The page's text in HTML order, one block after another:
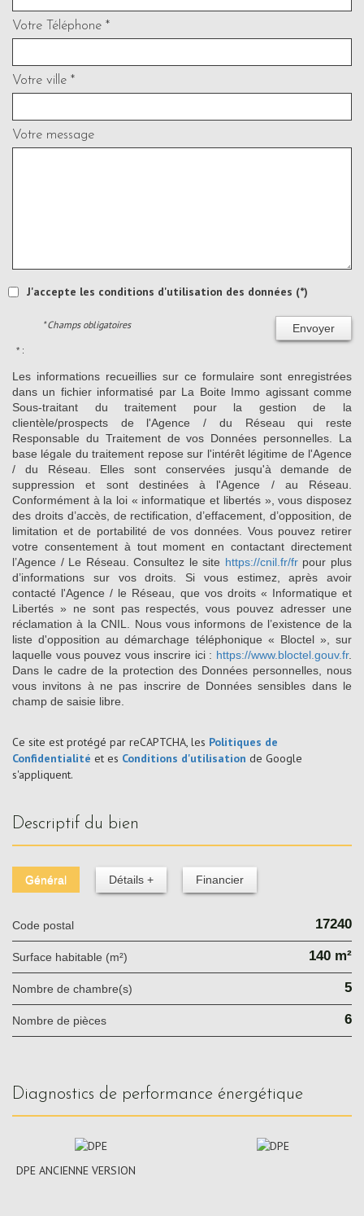
Votre Téléphone *
Votre ville *
Votre message
J'accepte les conditions d'utilisation des données (*)
Envoyer
* Champs obligatoires
* :
Les informations recueillies sur ce formulaire sont enregistrées
dans un fichier informatisé par La Boite Immo agissant comme
Sous-traitant du traitement pour la gestion de la
clientèle/prospects de l'Agence / du Réseau qui reste
Responsable du Traitement de vos Données personnelles. La
base légale du traitement repose sur l'intérêt légitime de l'Agence
/ du Réseau. Elles sont conservées jusqu'à demande de
suppression et sont destinées à l'Agence / au Réseau.
Conformément à la loi « informatique et libertés », vous disposez
des droits d’accès, de rectification, d’effacement, d’opposition, de
limitation et de portabilité de vos données. Vous pouvez retirer
votre consentement à tout moment en contactant directement
l’Agence / Le Réseau. Consultez le site https://cnil.fr/frpour plus
d’informations sur vos droits. Si vous estimez, après avoir
contacté l'Agence / le Réseau, que vos droits « Informatique et
Libertés » ne sont pas respectés, vous pouvez adresser une
réclamation à la CNIL. Nous vous informons de l’existence de la
liste d'opposition au démarchage téléphonique « Bloctel », sur
laquelle vous pouvez vous inscrire ici : https://www.bloctel.gouv.fr.
Dans le cadre de la protection des Données personnelles, nous
vous invitons à ne pas inscrire de Données sensibles dans le
champ de saisie libre.
Ce site est protégé par reCAPTCHA, les Politiques de
Confidentialité et es Conditions d'utilisation de Google
s'appliquent.
descriptif du bien
Général Détails + Financier
Code postal 17240
Surface habitable (m²) 140 m²
Nombre de chambre(s) 5
Nombre de pièces 6
diagnostics de performance énergétique
DPE ANCIENNE VERSION